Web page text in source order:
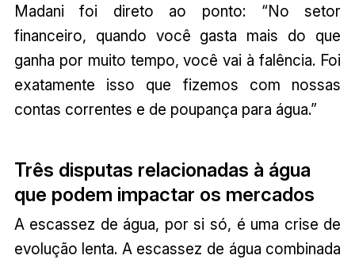
Madani foi direto ao ponto: “No setor
financeiro, quando você gasta mais do que
ganha por muito tempo, você vai à falência. Foi
exatamente isso que fizemos com nossas
contas correntes e de poupança para água.”
Três disputas relacionadas à água
que podem impactar os mercados
A escassez de água, por si só, é uma crise de
evolução lenta. A escassez de água combinada